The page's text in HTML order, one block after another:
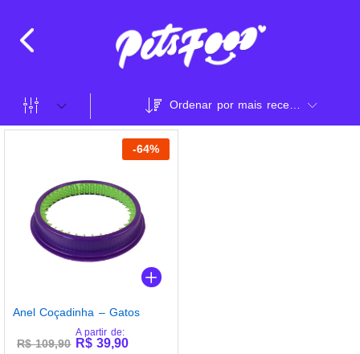
Ordenar por mais recente
-64%
Anel Coçadinha – Gatos
R$109,90
A partir de:
R$39,90